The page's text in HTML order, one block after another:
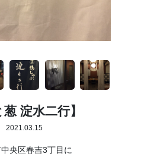
葱 淀水二行】
2021.03.15
央区春吉3丁目に